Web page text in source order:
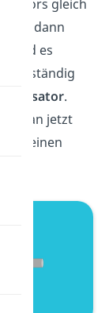
gleich
, dann
und es
vollständig
.
man jetzt
einen